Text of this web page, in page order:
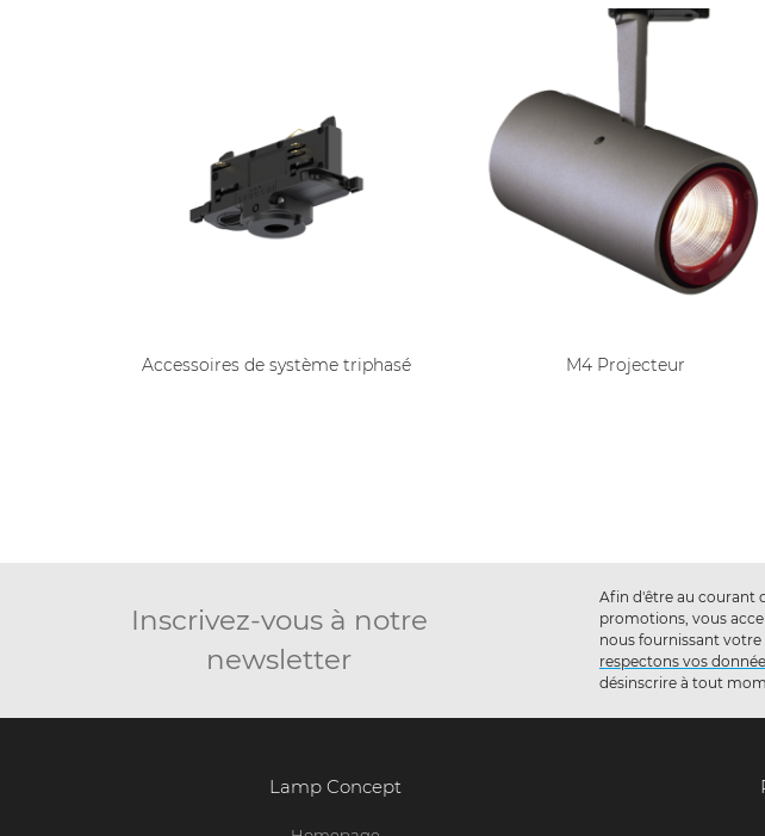
de système triphasé M4 Projecteur
Inscrivez-vous à notre
newsletter
Afin d'être au courant
promotions, vous
nous fournissant votre
respectons vos
désinscrire à tout
Lamp Concept